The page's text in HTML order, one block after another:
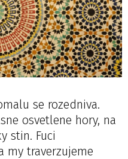
se rozedniva.
osvetlene hory, na
stin. Fuci
my traverzujeme